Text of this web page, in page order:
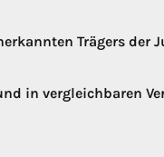
Trägers der
in vergleichbaren